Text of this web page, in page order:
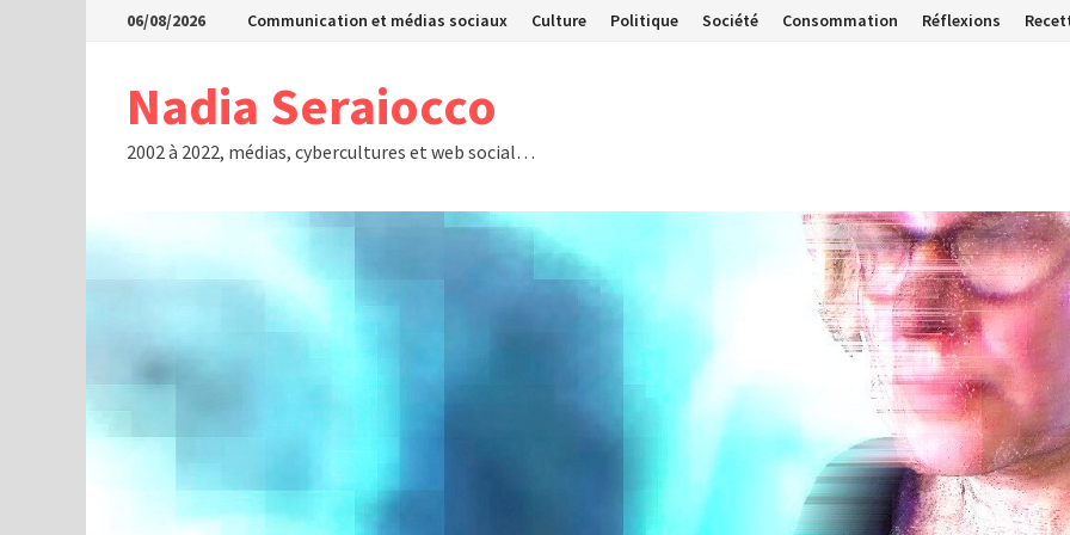
Passer06/08/2026 Communication et médias sociaux Culture Politique Société Consommation Réflexions
Nadia Seraiocco
2002 à 2022, médias, cybercultures et web social…